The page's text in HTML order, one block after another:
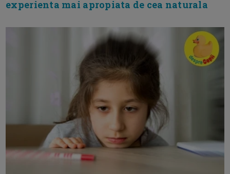
experienta mai apropiata de cea naturala